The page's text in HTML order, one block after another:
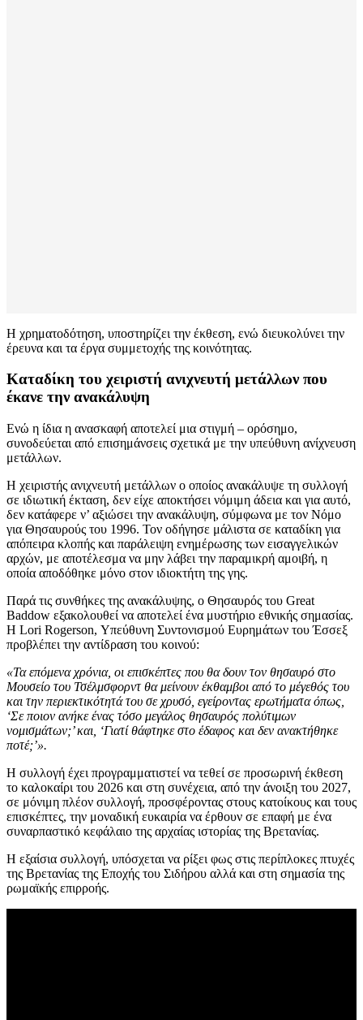
Η χρηματοδότηση, υποστηρίζει την έκθεση, ενώ διευκολύνει την
έρευνα και τα έργα συμμετοχής της κοινότητας.
Καταδίκη του χειριστή ανιχνευτή μετάλλων που
έκανε την ανακάλυψη
Ενώ η ίδια η ανασκαφή αποτελεί μια στιγμή – ορόσημο,
συνοδεύεται από επισημάνσεις σχετικά με την υπεύθυνη ανίχνευση
μετάλλων.
Η χειριστής ανιχνευτή μετάλλων ο οποίος ανακάλυψε τη συλλογή
σε ιδιωτική έκταση, δεν είχε αποκτήσει νόμιμη άδεια και για αυτό,
δεν κατάφερε ν’ αξιώσει την ανακάλυψη, σύμφωνα με τον Νόμο
για Θησαυρούς του 1996. Τον οδήγησε μάλιστα σε καταδίκη για
απόπειρα κλοπής και παράλειψη ενημέρωσης των εισαγγελικών
αρχών, με αποτέλεσμα να μην λάβει την παραμικρή αμοιβή, η
οποία αποδόθηκε μόνο στον ιδιοκτήτη της γης.
Παρά τις συνθήκες της ανακάλυψης, ο Θησαυρός του Great
Baddow εξακολουθεί να αποτελεί ένα μυστήριο εθνικής σημασίας.
H Lori Rogerson, Υπεύθυνη Συντονισμού Ευρημάτων του Έσσεξ
προβλέπει την αντίδραση του κοινού:
«Τα επόμενα χρόνια, οι επισκέπτες που θα δουν τον θησαυρό στο
Μουσείο του Τσέλμσφορντ θα μείνουν έκθαμβοι από το μέγεθός του
και την περιεκτικότητά του σε χρυσό, εγείροντας ερωτήματα όπως,
‘Σε ποιον ανήκε ένας τόσο μεγάλος θησαυρός πολύτιμων
νομισμάτων;’ και, ‘Γιατί θάφτηκε στο έδαφος και δεν ανακτήθηκε
ποτέ;’».
Η συλλογή έχει προγραμματιστεί να τεθεί σε προσωρινή έκθεση
το καλοκαίρι του 2026 και στη συνέχεια, από την άνοιξη του 2027,
σε μόνιμη πλέον συλλογή, προσφέροντας στους κατοίκους και τους
επισκέπτες, την μοναδική ευκαιρία να έρθουν σε επαφή με ένα
συναρπαστικό κεφάλαιο της αρχαίας ιστορίας της Βρετανίας.
Η εξαίσια συλλογή, υπόσχεται να ρίξει φως στις περίπλοκες πτυχές
της Βρετανίας της Εποχής του Σιδήρου αλλά και στη σημασία της
ρωμαϊκής επιρροής.